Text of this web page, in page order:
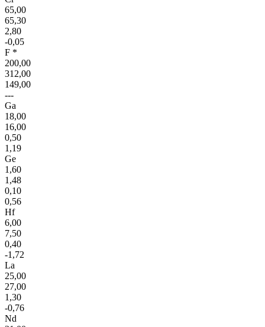
65,00
65,30
2,80
-0,05
F *
200,00
312,00
149,00
---
Ga
18,00
16,00
0,50
1,19
Ge
1,60
1,48
0,10
0,56
Hf
6,00
7,50
0,40
-1,72
La
25,00
27,00
1,30
-0,76
Nd